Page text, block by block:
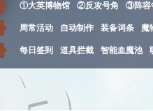
①大英博物馆 ②反攻号角 ③阵容
周常活动 自动制作 装备词条 魔
每日签到 道具拦截 智能血魔池